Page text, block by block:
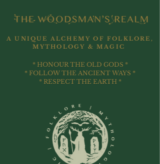
A UNIQUE ALCHEMY OF FOLKLORE,
MYTHOLOGY & MAGIC
* HONOUR THE OLD GODS *
* FOLLOW THE ANCIENT WAYS *
* RESPECT THE EARTH *